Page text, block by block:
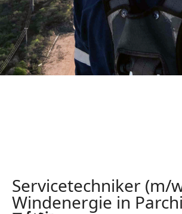
Servicetechniker (m/
Windenergie in